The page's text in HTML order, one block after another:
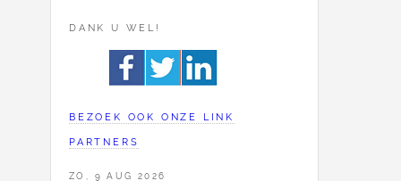
DANK U WEL!
BEZOEK OOK ONZE LINK
PARTNERS
ZO, 9 AUG 2026